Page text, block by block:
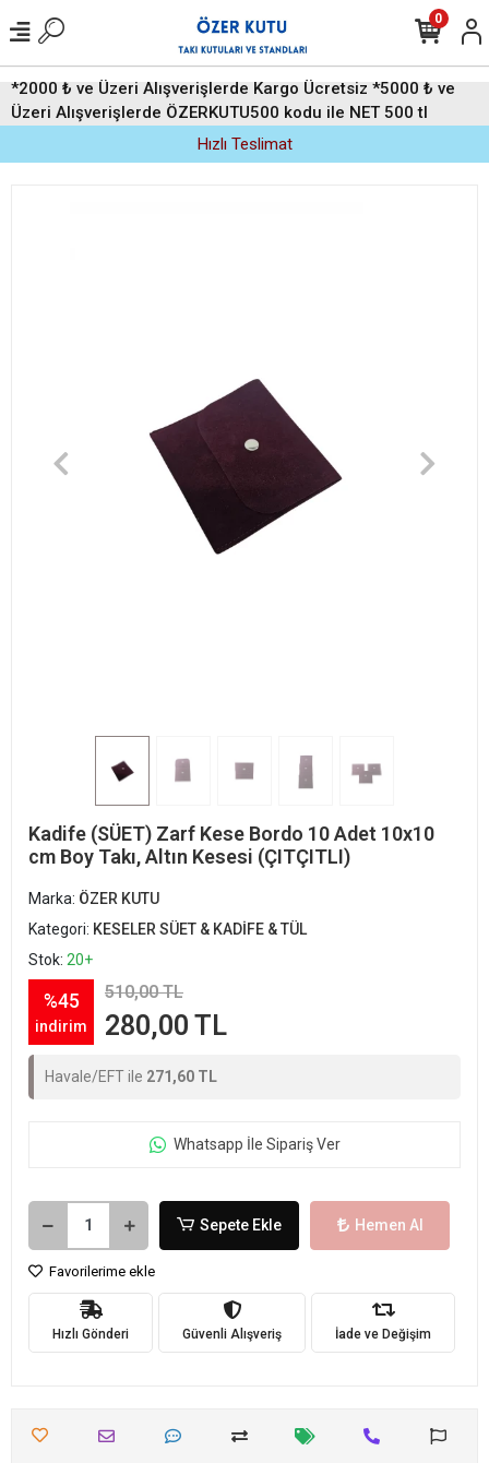
*2000 ₺ ve Üzeri Alışverişlerde Kargo Ücretsiz *5000 ₺ ve
Üzeri Alışverişlerde ÖZERKUTU500 kodu ile NET 500 tl
Hızlı Teslimat
0
Kadife (SÜET) Zarf Kese Bordo 10 Adet 10x10
cm Boy Takı, Altın Kesesi (ÇITÇITLI)
Marka: ÖZER KUTU
Kategori: KESELER SÜET & KADİFE & TÜL
Stok: 20+
%45
indirim
510,00 TL
280,00 TL
Havale/EFT ile 271,60 TL
Whatsapp İle Sipariş Ver
Sepete Ekle Hemen Al
Favorilerime ekle
Hızlı Gönderi Güvenli Alışveriş İade ve Değişim